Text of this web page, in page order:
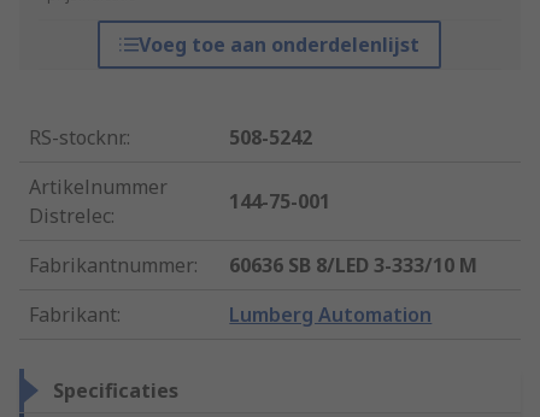
Voeg toe aan onderdelenlijst
RS-stocknr.:
508-5242
Artikelnummer
Distrelec:
144-75-001
Fabrikantnummer:
60636 SB 8/LED 3-333/10 M
Fabrikant: Lumberg Automation
Specificaties